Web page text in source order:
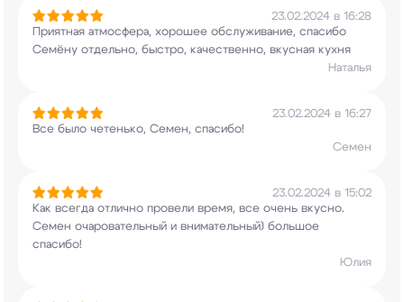
23.02.2024 в 16:28
Приятная атмосфера, хорошее обслуживание, спасибо
Семёну отдельно, быстро, качественно, вкусная кухня
Наталья
23.02.2024 в 16:27
Все было четенько, Семен, спасибо!
Семен
23.02.2024 в 15:02
Как всегда отлично провели время, все очень вкусно.
Семен очаровательный и внимательный) большое
спасибо!
Юлия